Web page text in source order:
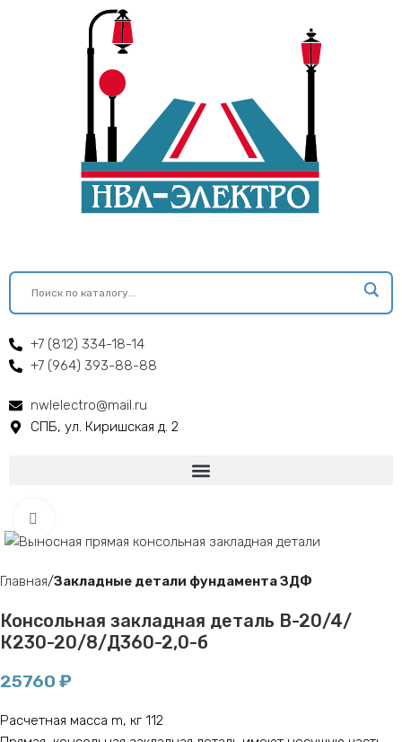
+7 (812) 334-18-14
+7 (964) 393-88-88
nwlelectro@mail.ru
СПБ, ул. Киришская д. 2
Главная Закладные детали фундамента ЗДФ
Консольная закладная деталь В-20/4/
К230-20/8/Д360-2,0-б
25760 ₽
Расчетная масса m, кг 112